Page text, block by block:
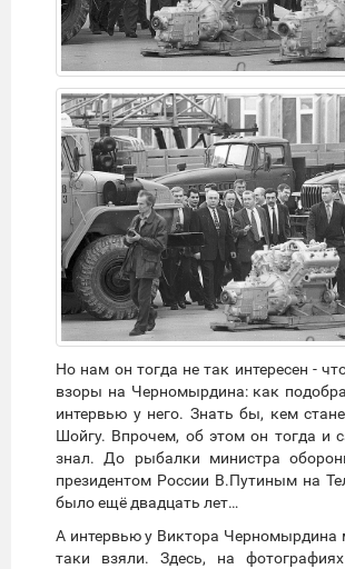
Но нам он тогда не так интересен -
взоры на Черномырдина: как
интервью у него. Знать бы, кем
Шойгу. Впрочем, об этом он тогда и
знал. До рыбалки министра
президентом России В.Путиным на
было ещё двадцать лет…
А интервью у Виктора Черномырдина
таки взяли. Здесь, на